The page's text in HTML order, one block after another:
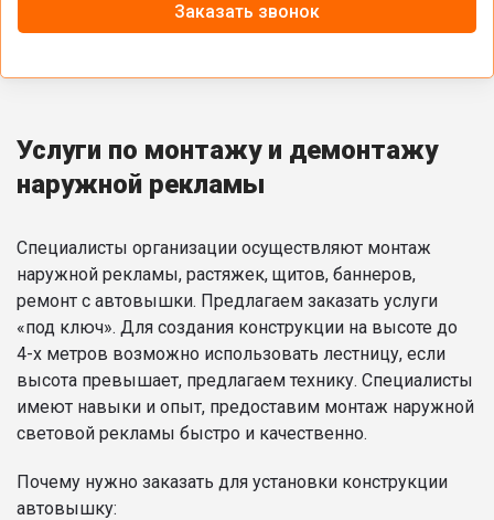
Заказать звонок
Услуги по монтажу и демонтажу
наружной рекламы
Специалисты организации осуществляют монтаж
наружной рекламы, растяжек, щитов, баннеров,
ремонт с автовышки. Предлагаем заказать услуги
«под ключ». Для создания конструкции на высоте до
4-х метров возможно использовать лестницу, если
высота превышает, предлагаем технику. Специалисты
имеют навыки и опыт, предоставим монтаж наружной
световой рекламы быстро и качественно.
Почему нужно заказать для установки конструкции
автовышку: